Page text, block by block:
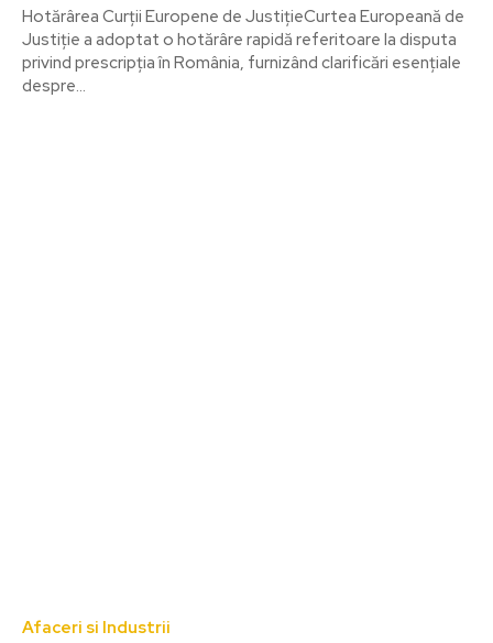
Hotărârea Curții Europene de JustițieCurtea Europeană de
Justiție a adoptat o hotărâre rapidă referitoare la disputa
privind prescripția în România, furnizând clarificări esențiale
despre...
Afaceri si Industrii